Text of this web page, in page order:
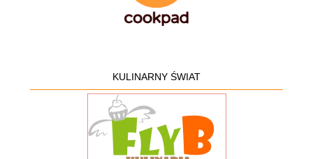
KULINARNY ŚWIAT